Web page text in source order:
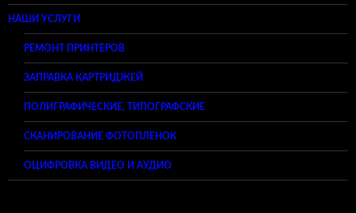
НАШИ УСЛУГИ
РЕМОНТ ПРИНТЕРОВ
ЗАПРАВКА КАРТРИДЖЕЙ
ПОЛИГРАФИЧЕСКИЕ, ТИПОГРАФСКИЕ
СКАНИРОВАНИЕ ФОТОПЛЕНОК
ОЦИФРОВКА ВИДЕО И АУДИО